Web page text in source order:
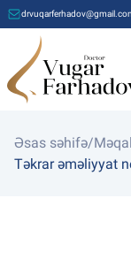
Əsas səhifə/
Təkrar əməliyyat